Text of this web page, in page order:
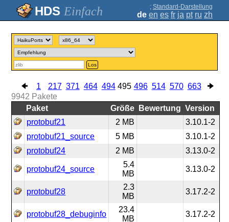
Einfach ; Standard-Darstellung
de en es fr ja pt ru zh
Los
1 217 371 464 494 495 496 514 570 663
9942 Pakete
Paket
Größe Bewertung Version
protobuf21
2 MB
3.10.1-2
protobuf21_source
5 MB
3.10.1-2
protobuf24
2 MB 3.13.0-2
protobuf24_source
5.4
MB
3.13.0-2
protobuf28
2.3
MB
3.17.2-2
protobuf28_debuginfo
23.4
MB
3.17.2-2